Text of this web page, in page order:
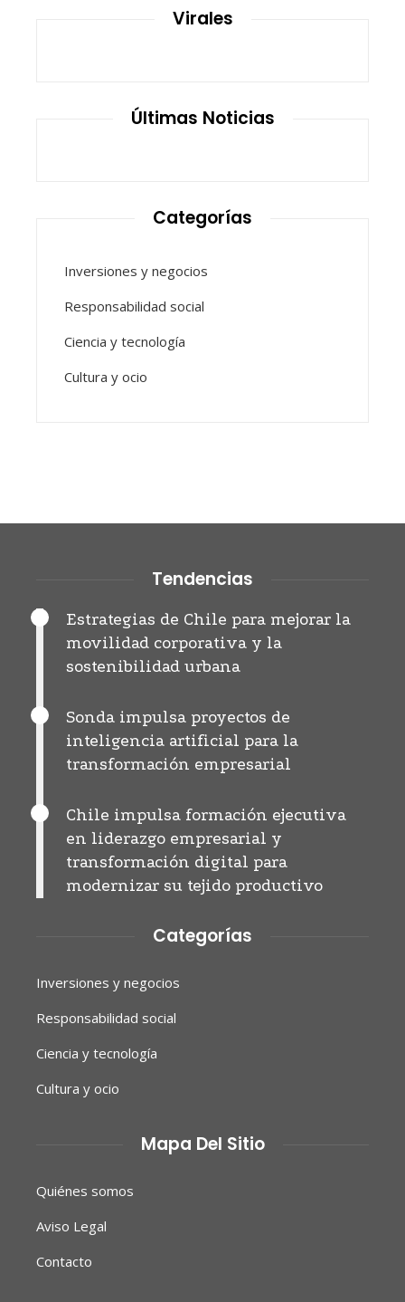
Virales
Últimas Noticias
Categorías
Inversiones y negocios
Responsabilidad social
Ciencia y tecnología
Cultura y ocio
Tendencias
Estrategias de Chile para mejorar la
movilidad corporativa y la
sostenibilidad urbana
Sonda impulsa proyectos de
inteligencia artificial para la
transformación empresarial
Chile impulsa formación ejecutiva
en liderazgo empresarial y
transformación digital para
modernizar su tejido productivo
Categorías
Inversiones y negocios
Responsabilidad social
Ciencia y tecnología
Cultura y ocio
Mapa Del Sitio
Quiénes somos
Aviso Legal
Contacto